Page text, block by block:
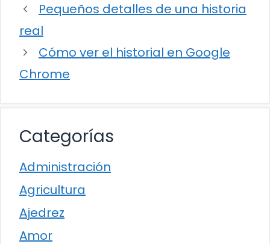
Pequeños detalles de una historia
real
Cómo ver el historial en Google
Chrome
Categorías
Administración
Agricultura
Ajedrez
Amor